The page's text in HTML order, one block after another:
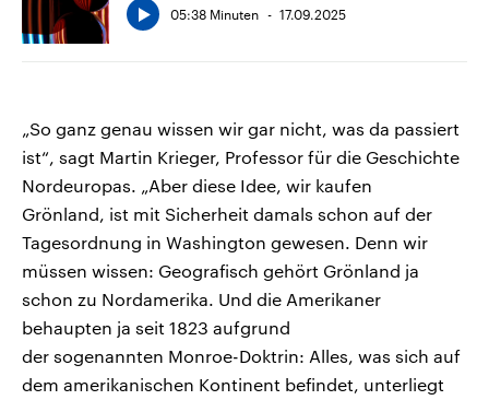
05:38 Minuten 17.09.2025
„So ganz genau wissen wir gar nicht, was da passiert
ist“, sagt Martin Krieger, Professor für die Geschichte
Nordeuropas. „Aber diese Idee, wir kaufen
Grönland, ist mit Sicherheit damals schon auf der
Tagesordnung in Washington gewesen. Denn wir
müssen wissen: Geografisch gehört Grönland ja
schon zu Nordamerika. Und die Amerikaner
behaupten ja seit 1823 aufgrund
der sogenannten Monroe-Doktrin: Alles, was sich auf
dem amerikanischen Kontinent befindet, unterliegt